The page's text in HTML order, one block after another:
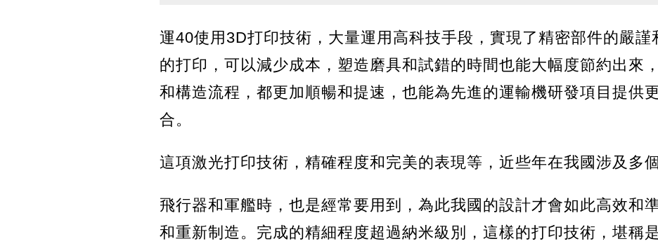
運40使用3D打印技術，大量運用高科技手段，實現了精密部件的嚴謹
的打印，可以減少成本，塑造磨具和試錯的時間也能大幅度節約出來
和構造流程，都更加順暢和提速，也能為先進的運輸機研發項目提供
合。
這項激光打印技術，精確程度和完美的表現等，近些年在我國涉及多
飛行器和軍艦時，也是經常要用到，為此我國的設計才會如此高效和
和重新制造。完成的精細程度超過納米級別，這樣的打印技術，堪稱